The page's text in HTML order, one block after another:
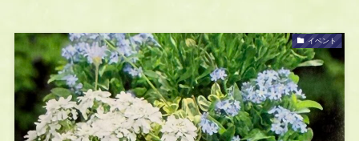
イベント